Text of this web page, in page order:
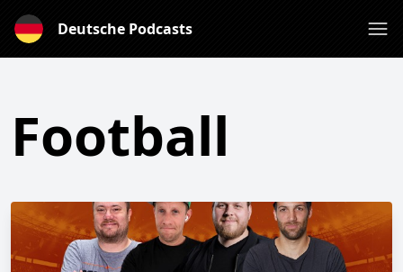
Deutsche Podcasts
Football